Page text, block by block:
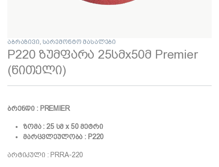
აბრაზივი, სარემონტო მასალები
P220 ზუმფარა 25სმx50მ Premier
(წითელი)
ბრენდი : PREMIER
ზომა : 25 სმ x 50 მეტრი
მარცვლეულობა : P220
არტიკული : PRRA-220